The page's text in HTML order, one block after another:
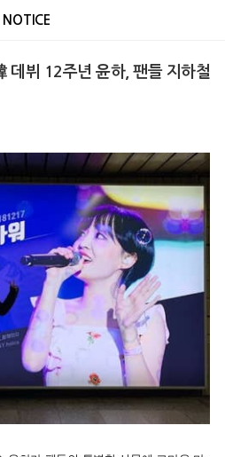
NOTICE
데뷔 12주년 윤하, 팬들 지하철